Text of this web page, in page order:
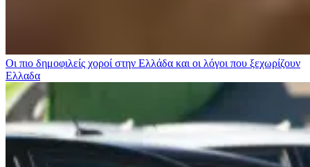
Οι πιο δημοφιλείς χοροί στην Ελλάδα και οι λόγοι που ξεχωρίζουν
Ελλαδα